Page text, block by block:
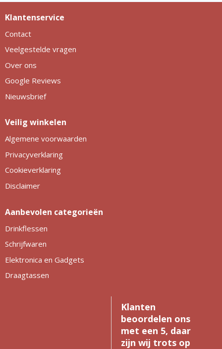
Klantenservice
Contact
Veelgestelde vragen
Over ons
Google Reviews
Nieuwsbrief
Veilig winkelen
Algemene voorwaarden
Privacyverklaring
Cookieverklaring
Disclaimer
Aanbevolen categorieën
Drinkflessen
Schrijfwaren
Elektronica en Gadgets
Draagtassen
Klanten
beoordelen ons
met een 5, daar
zijn wij trots op